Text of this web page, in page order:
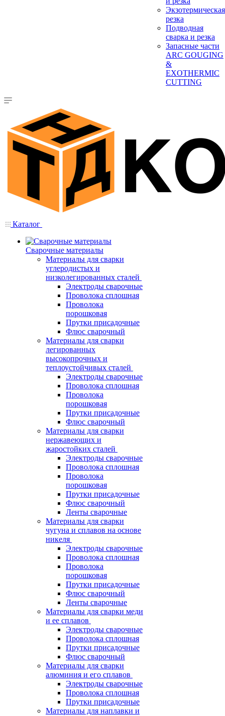
Экзотермическая
резка
Подводная
сварка и резка
Запасные части
ARC GOUGING
&
EXOTHERMIC
CUTTING
Каталог
Сварочные материалы
Материалы для сварки
углеродистых и
низколегированных сталей
Электроды сварочные
Проволока сплошная
Проволока
порошковая
Прутки присадочные
Флюс сварочный
Материалы для сварки
легированных
высокопрочных и
теплоустойчивых сталей
Электроды сварочные
Проволока сплошная
Проволока
порошковая
Прутки присадочные
Флюс сварочный
Материалы для сварки
нержавеющих и
жаростойких сталей
Электроды сварочные
Проволока сплошная
Проволока
порошковая
Прутки присадочные
Флюс сварочный
Ленты сварочные
Материалы для сварки
чугуна и сплавов на основе
никеля
Электроды сварочные
Проволока сплошная
Проволока
порошковая
Прутки присадочные
Флюс сварочный
Ленты сварочные
Материалы для сварки меди
и ее сплавов
Электроды сварочные
Проволока сплошная
Прутки присадочные
Флюс сварочный
Материалы для сварки
алюминия и его сплавов
Электроды сварочные
Проволока сплошная
Прутки присадочные
Материалы для наплавки и